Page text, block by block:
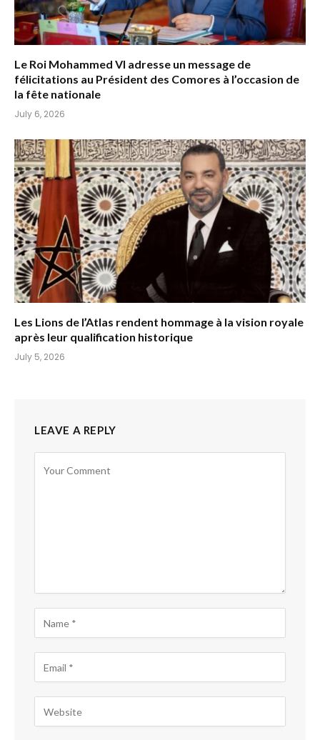
Le Roi Mohammed VI adresse un message de
félicitations au Président des Comores à l’occasion de
la fête nationale
July 6, 2026
Les Lions de l’Atlas rendent hommage à la vision royale
après leur qualification historique
July 5, 2026
LEAVE A REPLY